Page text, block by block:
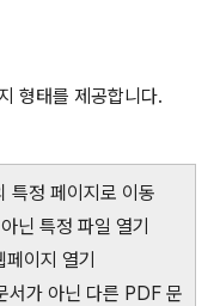
형태를 제공합니다.
특정 페이지로 이동
닌 특정 파일 열기
이지 열기
가 아닌 다른 PDF 문